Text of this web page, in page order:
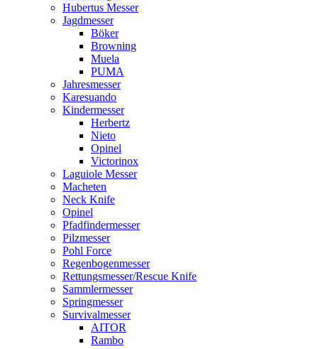
Hubertus Messer
Jagdmesser
Böker
Browning
Muela
PUMA
Jahresmesser
Karesuando
Kindermesser
Herbertz
Nieto
Opinel
Victorinox
Laguiole Messer
Macheten
Neck Knife
Opinel
Pfadfindermesser
Pilzmesser
Pohl Force
Regenbogenmesser
Rettungsmesser/Rescue Knife
Sammlermesser
Springmesser
Survivalmesser
AITOR
Rambo